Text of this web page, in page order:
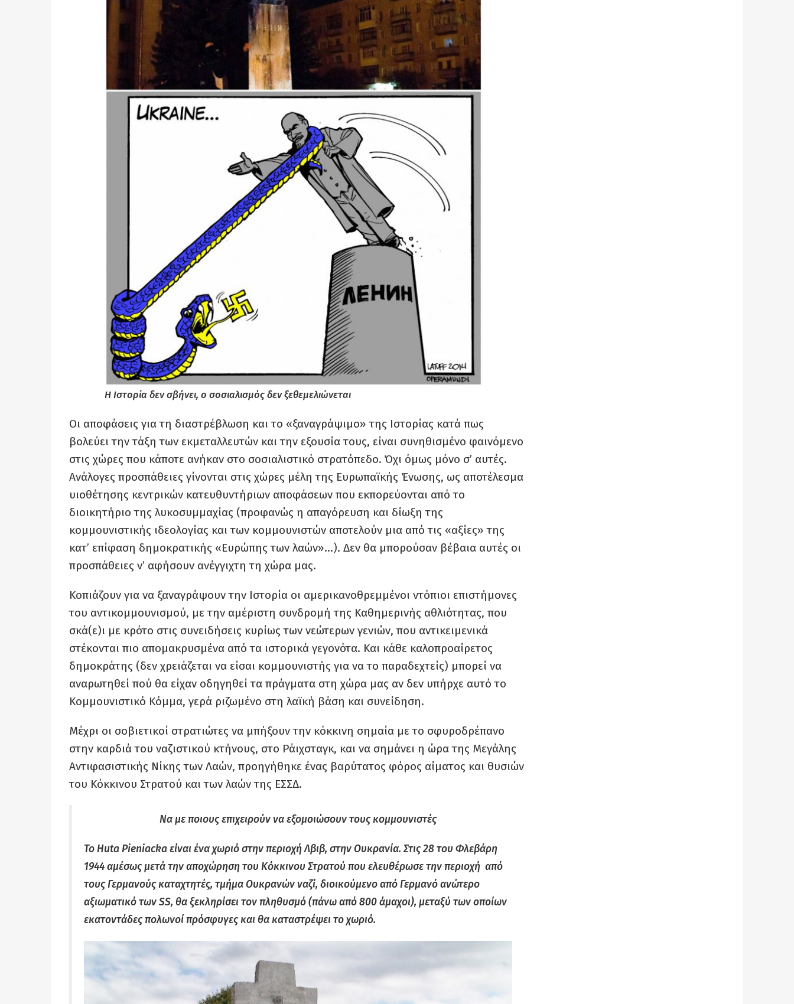
Η Ιστορία δεν σβήνει, ο σοσιαλισμός δεν ξεθεμελιώνεται
Οι αποφάσεις για τη διαστρέβλωση και το «ξαναγράψιμο» της Ιστορίας κατά πως
βολεύει την τάξη των εκμεταλλευτών και την εξουσία τους, είναι συνηθισμένο φαινόμενο
στις χώρες που κάποτε ανήκαν στο σοσιαλιστικό στρατόπεδο. Όχι όμως μόνο σ’ αυτές.
Ανάλογες προσπάθειες γίνονται στις χώρες μέλη της Ευρωπαϊκής Ένωσης, ως αποτέλεσμα
υιοθέτησης κεντρικών κατευθυντήριων αποφάσεων που εκπορεύονται από το
διοικητήριο της λυκοσυμμαχίας (προφανώς η απαγόρευση και δίωξη της
κομμουνιστικής ιδεολογίας και των κομμουνιστών αποτελούν μια από τις «αξίες» της
κατ’ επίφαση δημοκρατικής «Ευρώπης των λαών»…). Δεν θα μπορούσαν βέβαια αυτές οι
προσπάθειες ν’ αφήσουν ανέγγιχτη τη χώρα μας.
Κοπιάζουν για να ξαναγράψουν την Ιστορία οι αμερικανοθρεμμένοι ντόπιοι επιστήμονες
του αντικομμουνισμού, με την αμέριστη συνδρομή της Καθημερινής αθλιότητας, που
σκά(ε)ι με κρότο στις συνειδήσεις κυρίως των νεώτερων γενιών, που αντικειμενικά
στέκονται πιο απομακρυσμένα από τα ιστορικά γεγονότα. Και κάθε καλοπροαίρετος
δημοκράτης (δεν χρειάζεται να είσαι κομμουνιστής για να το παραδεχτείς) μπορεί να
αναρωτηθεί πού θα είχαν οδηγηθεί τα πράγματα στη χώρα μας αν δεν υπήρχε αυτό το
Κομμουνιστικό Κόμμα, γερά ριζωμένο στη λαϊκή βάση και συνείδηση.
Μέχρι οι σοβιετικοί στρατιώτες να μπήξουν την κόκκινη σημαία με το σφυροδρέπανο
στην καρδιά του ναζιστικού κτήνους, στο Ράιχσταγκ, και να σημάνει η ώρα της Μεγάλης
Αντιφασιστικής Νίκης των Λαών, προηγήθηκε ένας βαρύτατος φόρος αίματος και θυσιών
του Κόκκινου Στρατού και των λαών της ΕΣΣΔ.
Να με ποιους επιχειρούν να εξομοιώσουν τους κομμουνιστές
Το Huta Pieniacka είναι ένα χωριό στην περιοχή Λβιβ, στην Ουκρανία. Στις 28 του Φλεβάρη
1944 αμέσως μετά την αποχώρηση του Κόκκινου Στρατού που ελευθέρωσε την περιοχή από
τους Γερμανούς καταχτητές, τμήμα Ουκρανών ναζί, διοικούμενο από Γερμανό ανώτερο
αξιωματικό των SS, θα ξεκληρίσει τον πληθυσμό (πάνω από 800 άμαχοι), μεταξύ των οποίων
εκατοντάδες πολωνοί πρόσφυγες και θα καταστρέψει το χωριό.